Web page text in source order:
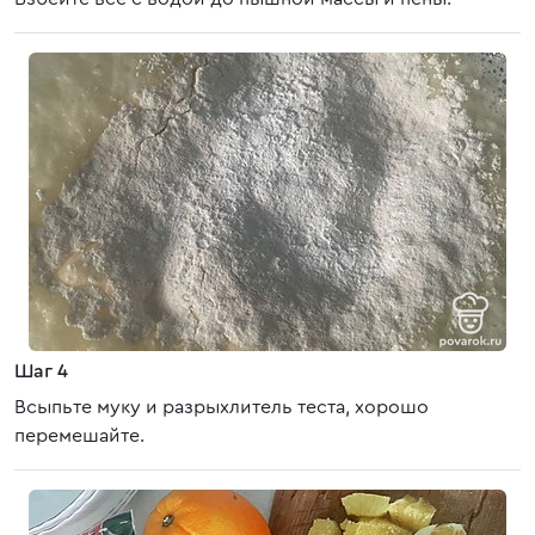
Шаг 4
Всыпьте муку и разрыхлитель теста, хорошо
перемешайте.